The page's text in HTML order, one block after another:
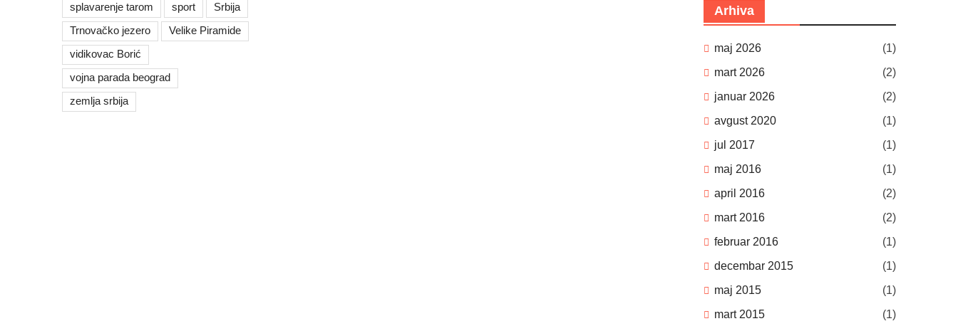
Arhiva
maj 2026
(1)
mart 2026
(2)
januar 2026
(2)
avgust 2020
(1)
jul 2017
(1)
maj 2016
(1)
april 2016
(2)
mart 2016
(2)
februar 2016
(1)
decembar 2015
(1)
maj 2015
(1)
mart 2015
(1)
splavarenje tarom
sport
Srbija
Trnovačko jezero
Velike Piramide
vidikovac Borić
vojna parada beograd
zemlja srbija